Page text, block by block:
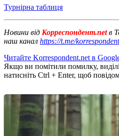
Турнірна таблиця
Новини від Корреспондент.netв
наш канал https://t.me/
Читайте Korrespondent.net в
Якщо ви помітили помилку,
натисніть Ctrl + Enter, щоб